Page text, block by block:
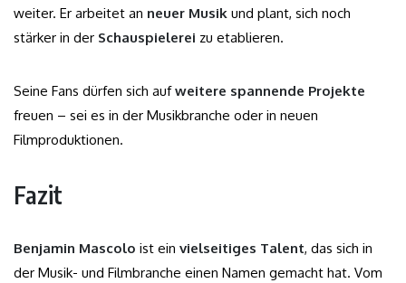
weiter. Er arbeitet an neuer Musik und plant, sich noch
stärker in der Schauspielerei zu etablieren.
Seine Fans dürfen sich aufweitere spannende Projekte
freuen – sei es in der Musikbranche oder in neuen
Filmproduktionen.
Fazit
Benjamin Mascolo ist ein vielseitiges Talent, das sich in
der Musik- und Filmbranche einen Namen gemacht hat. Vom